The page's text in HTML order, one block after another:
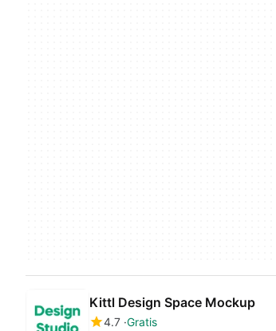
Kittl Design Space Mockup
4.7 Gratis